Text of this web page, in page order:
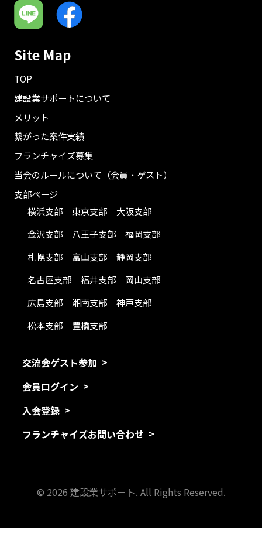
Site Map
TOP
建設業サポートについて
メリット
繋がった案件実績
フランチャイズ募集
当会のルールについて（会員・ゲスト）
支部ページ
横浜支部
東京支部
大阪支部
金沢支部
八王子支部
福岡支部
札幌支部
富山支部
静岡支部
名古屋支部
福井支部
岡山支部
広島支部
湘南支部
神戸支部
松本支部
豊橋支部
交流会ゲスト参加
会員ログイン
入会登録
フランチャイズお問い合わせ
© 2026 建設業サポート. All Rights Reserved.